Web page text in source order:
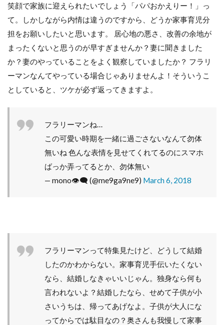
笑顔で家族に迎えられたいでしょう「パパおかえりー！」っ
て。しかしながら内情は違うのですから、どうか家事育児分
担をお願いしたいと思います。 居心地の悪さ、改善の余地が
まったくないと思うのが早すぎませんか？妻に聞きました
か？妻のやっていることをよく観察していましたか？ フラリ
ーマンなんてやっている場合じゃありませんよ！そういうこ
としていると、ツケが必ず返ってきますよ。
フラリーマンね…
この可愛い時期を一緒に過ごさないなんて勿体
無いね 色んな表情を見せてくれてるのにスマホ
ばっか弄ってるとか、勿体無い
— mono👁‍🗨 (@me9ga9ne9) March 6, 2018
フラリーマンって特集見たけど、どうして結婚
したのかわからない。家事育児手伝いたくない
なら、結婚しなきゃいいじゃん。独身なら何も
言われないよ？結婚したなら、せめて子供が小
さいうちは、帰ってあげなよ。子供が大人にな
ってからでは駄目なの？奥さんも我慢して家事